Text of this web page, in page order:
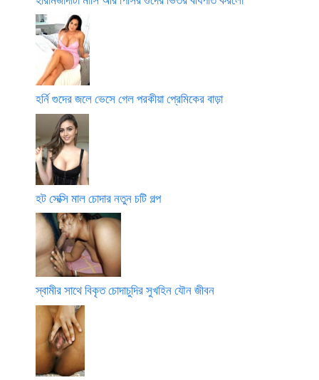
হর্নি গুদের জলে ভেসে গেল পরকীয়া প্রেমিকের বাড়া
হট সেক্সি মাল চোদার নতুন চটি গল্প
স্বামীর সাথে বিকৃত চোদাচুদির সুখহিন যৌন জীবন